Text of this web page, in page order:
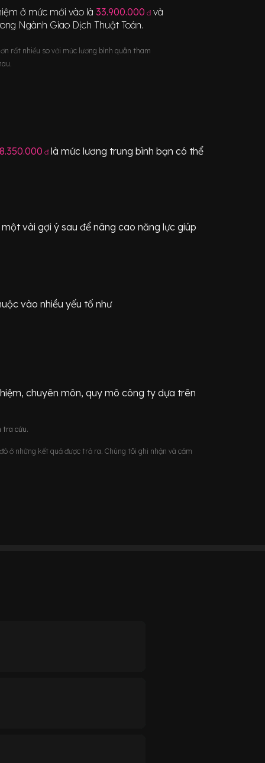
ở mức mới vào là 33.900.000 đ và
Ngành Giao Dịch Thuật Toán.
rất nhiều so với mức lương bình quân tham
đlà mức lương trung bình bạn có thể
vài gợi ý sau để nâng cao năng lực giúp
vào nhiều yếu tố như
chuyên môn, quy mô công ty dựa trên
tra cứu.
ở những kết quả được trả ra. Chúng tôi ghi nhận và cảm